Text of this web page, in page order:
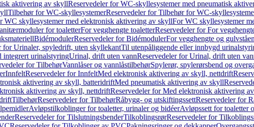
aktivering av skyllReservedeler for WC-skyllesystemer med pneumatisk
Tilbehør for WC-skyllesystemerReservedeler for Tilbehør for WC-
WC skyllesystemer med elektronisk aktivering av skyllFor WC skyllesystemer
for toaletterFor vegghengte toaletterReservedeler for For
BidémodulerReservedeler for BidémodulerFor vegghengte og
for Urinaler, spyledrift, uten skyllekantTil utenpåliggende eller innbygd
integrert urinalstyringUrinal, drift uten vannReservedeler for Urinal, drift uten
for TilbehørVannlåser og vannlåstilbehørSpylerør, spylerørsbend og
InnfeltReservedeler for InnfeltMed elektronisk aktivering av skyll, nettdrift
aktivering av skyll, batteridriftMed pneumatisk aktivering av skyll
aktivering av skyll, nettdriftReservedeler for Med elektronisk aktivering
TilbehørReservedeler for TilbehørRåbygg- og utskiftingssettReservedeler for
Avløpstilkoblinger for toaletter, urinaler og bidéerAvløpssett for toaletter
Reservedeler for TilslutningsbenderTilkoblingsrørReservedeler for